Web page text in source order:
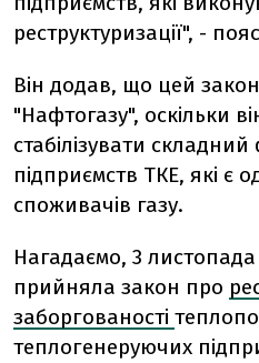
реструктуризації", -
Він додав, що цей
"Нафтогазу", оскільки
стабілізувати
підприємств ТКЕ, які є
споживачів газу.
Нагадаємо, 3
прийняла закон про
заборгованості
теплогенеруючих